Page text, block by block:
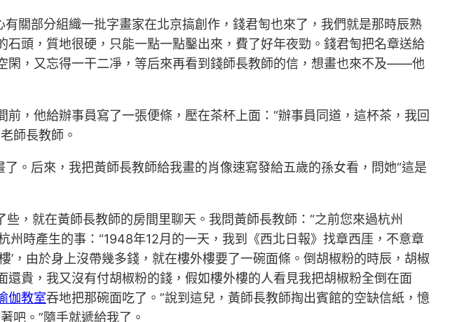
關部分組織一批字畫家在北京搞創作，錢君匋也來了，我們就是那時辰熟
頭，質地很硬，只能一點一點鑿出來，費了好年夜勁。錢君匋把名章送給
閑，又忘得一干二凈，等后來再看到錢師長教師的信，想畫也來不及——他
，他給辦事員寫了一張便條，壓在茶杯上面：“辦事員同道，這杯茶，我回
師長教師。
。后來，我把黃師長教師給我畫的肖像速寫發給五歲的孫女看，問她“這是
，就在黃師長教師的房間里聊天。我問黃師長教師：“之前您來過杭州
州時產生的事：“1948年12月的一天，我到《西北日報》找章西厓，不意章
，由於身上沒帶幾多錢，就在樓外樓要了一碗面條。倒胡椒粉的時辰，胡椒
貴，我又沒有付胡椒粉的錢，假如樓外樓的人看見我把胡椒粉全倒在面
伽教室吞地把那碗面吃了。”說到這兒，黃師長教師掏出賓館的空缺信紙，憶
吧。”隨手就遞給我了。